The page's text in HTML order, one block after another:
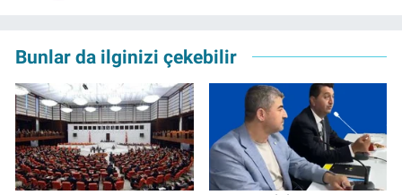
Bunlar da ilginizi çekebilir